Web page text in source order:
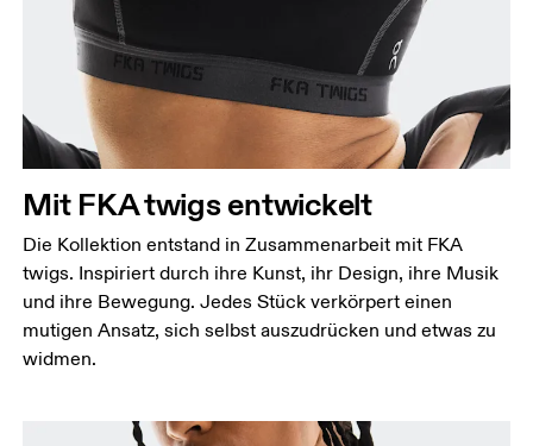
Mit FKA twigs entwickelt
Die Kollektion entstand in Zusammenarbeit mit FKA
twigs. Inspiriert durch ihre Kunst, ihr Design, ihre Musik
und ihre Bewegung. Jedes Stück verkörpert einen
mutigen Ansatz, sich selbst auszudrücken und etwas zu
widmen.